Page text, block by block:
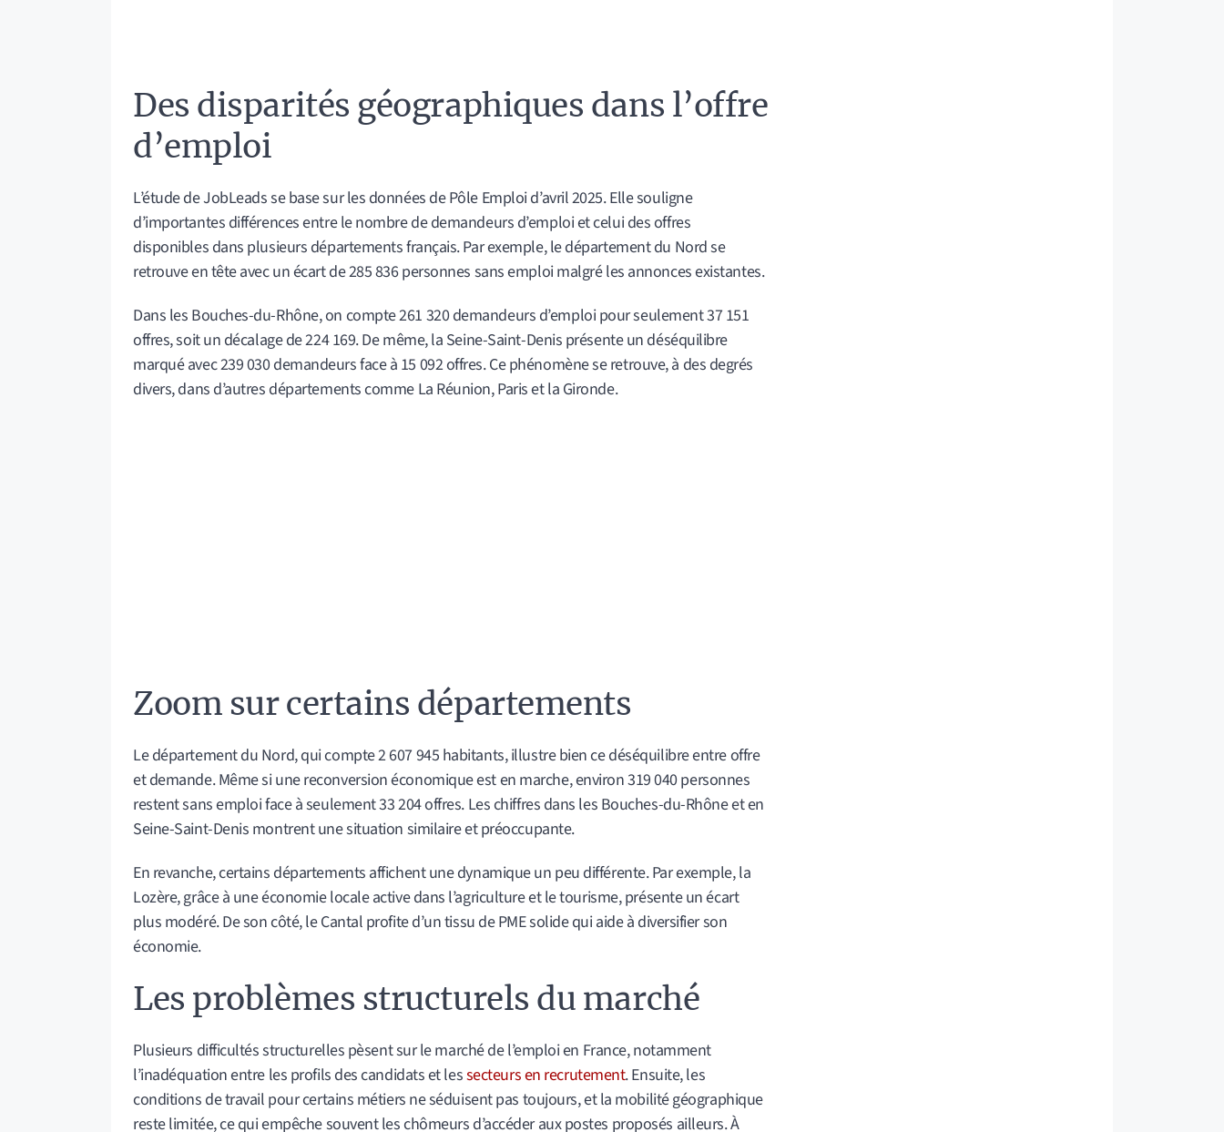
Des disparités géographiques dans l’offre
d’emploi
L’étude de JobLeads se base sur les données de Pôle Emploi d’avril 2025. Elle souligne
d’importantes différences entre le nombre de demandeurs d’emploi et celui des offres
disponibles dans plusieurs départements français. Par exemple, le département du Nord se
retrouve en tête avec un écart de 285 836 personnes sans emploi malgré les annonces existantes.
Dans les Bouches-du-Rhône, on compte 261 320 demandeurs d’emploi pour seulement 37 151
offres, soit un décalage de 224 169. De même, la Seine-Saint-Denis présente un déséquilibre
marqué avec 239 030 demandeurs face à 15 092 offres. Ce phénomène se retrouve, à des degrés
divers, dans d’autres départements comme La Réunion, Paris et la Gironde.
Zoom sur certains départements
Le département du Nord, qui compte 2 607 945 habitants, illustre bien ce déséquilibre entre offre
et demande. Même si une reconversion économique est en marche, environ 319 040 personnes
restent sans emploi face à seulement 33 204 offres. Les chiffres dans les Bouches-du-Rhône et en
Seine-Saint-Denis montrent une situation similaire et préoccupante.
En revanche, certains départements affichent une dynamique un peu différente. Par exemple, la
Lozère, grâce à une économie locale active dans l’agriculture et le tourisme, présente un écart
plus modéré. De son côté, le Cantal profite d’un tissu de PME solide qui aide à diversifier son
économie.
Les problèmes structurels du marché
Plusieurs difficultés structurelles pèsent sur le marché de l’emploi en France, notamment
l’inadéquation entre les profils des candidats et lessecteurs en recrutement. Ensuite, les
conditions de travail pour certains métiers ne séduisent pas toujours, et la mobilité géographique
reste limitée, ce qui empêche souvent les chômeurs d’accéder aux postes proposés ailleurs. À